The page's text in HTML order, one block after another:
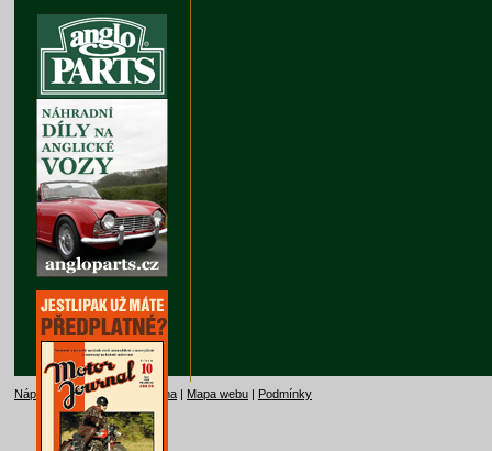
Nápověda|Kontakt Reklama | Mapa webu | Podmínky